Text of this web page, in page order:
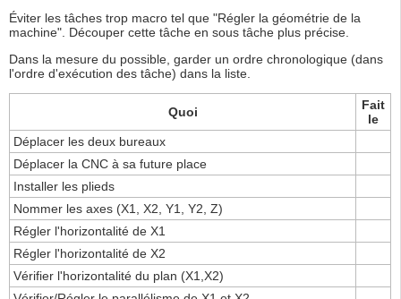
Éviter les tâches trop macro tel que "Régler la géométrie de la
machine". Découper cette tâche en sous tâche plus précise.
Dans la mesure du possible, garder un ordre chronologique (dans
l'ordre d'exécution des tâche) dans la liste.
Quoi
Fait
le
Déplacer les deux bureaux
Déplacer la CNC à sa future place
Installer les plieds
Nommer les axes (X1, X2, Y1, Y2, Z)
Régler l'horizontalité de X1
Régler l'horizontalité de X2
Vérifier l'horizontalité du plan (X1,X2)